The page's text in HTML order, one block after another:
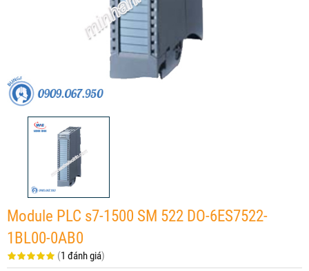
Module PLC s7-1500 SM 522 DO-6ES7522-
1BL00-0AB0
(1 đánh giá)